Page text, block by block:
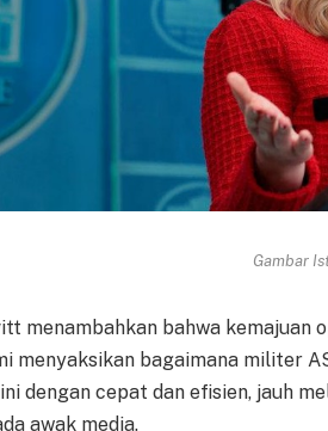
Gambar
menambahkan bahwa
menyaksikan bagaimana militer
dengan cepat dan efisien, jauh
awak media.